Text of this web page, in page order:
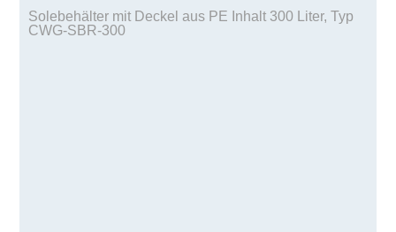
Solebehälter mit Deckel aus PE Inhalt 300 Liter, Typ
CWG-SBR-300